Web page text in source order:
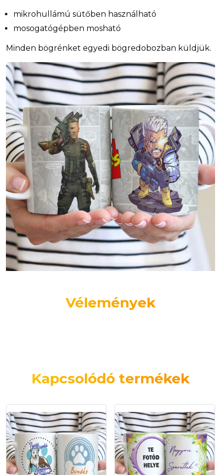
mikrohullámú sütőben használható
mosogatógépben mosható
Minden bögrénket egyedi bögredobozban küldjük.
Vélemények
Kapcsolódó termékek